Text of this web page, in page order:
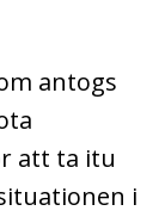
antogs
att ta itu
i